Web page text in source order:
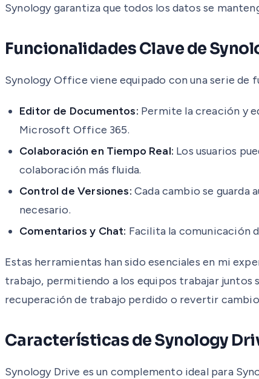
Synology garantiza que todos los datos se
Funcionalidades Clave de
Synology Office viene equipado con una serie de
Editor de Documentos: Permite la creación y
Microsoft Office 365.
Colaboración en Tiempo Real: Los usuarios
colaboración más fluida.
Control de Versiones: Cada cambio se guarda
necesario.
Comentarios y Chat: Facilita la comunicación
Estas herramientas han sido esenciales en mi
trabajo, permitiendo a los equipos trabajar juntos
recuperación de trabajo perdido o revertir
Características de Synology
Synology Drive es un complemento ideal para